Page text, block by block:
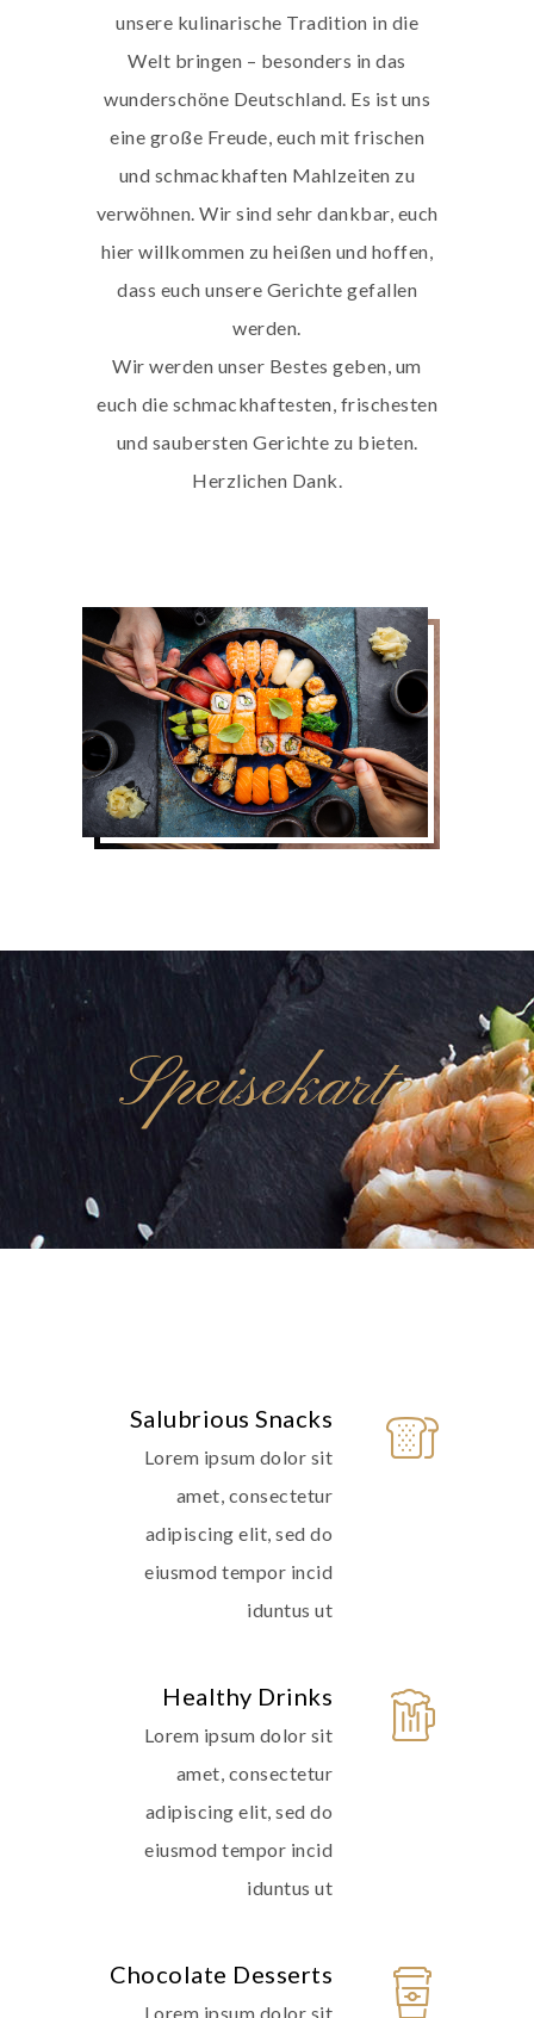
unsere kulinarische Tradition in die
Welt bringen – besonders in das
wunderschöne Deutschland. Es ist uns
eine große Freude, euch mit frischen
und schmackhaften Mahlzeiten zu
verwöhnen. Wir sind sehr dankbar, euch
hier willkommen zu heißen und hoffen,
dass euch unsere Gerichte gefallen
werden.
Wir werden unser Bestes geben, um
euch die schmackhaftesten, frischesten
und saubersten Gerichte zu bieten.
Herzlichen Dank.
Speisekarte
Salubrious Snacks
Lorem ipsum dolor sit
amet, consectetur
adipiscing elit, sed do
eiusmod tempor incid
iduntus ut
Healthy Drinks
Lorem ipsum dolor sit
amet, consectetur
adipiscing elit, sed do
eiusmod tempor incid
iduntus ut
Chocolate Desserts
Lorem ipsum dolor sit